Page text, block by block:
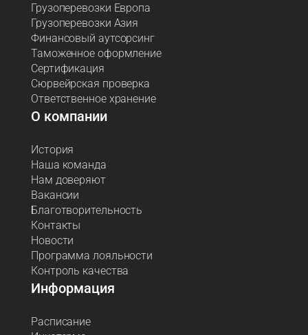
Грузоперевозки Европа
Грузоперевозки Азия
Финансовый аутсорсинг
Таможенное оформление
Сертификация
Сюрвейрская проверка
Ответственное хранение
О компании
История
Наша команда
Нам доверяют
Вакансии
Благотворительность
Контакты
Новости
Программа лояльности
Контроль качества
Информация
Расписание